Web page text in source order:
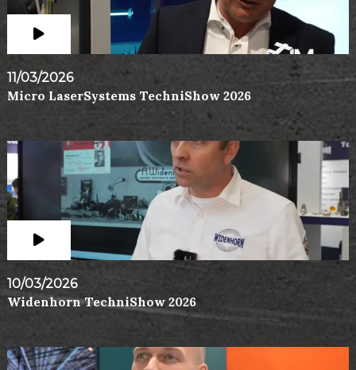
11/03/2026
Micro LaserSystems TechniShow 2026
10/03/2026
Widenhorn TechniShow 2026